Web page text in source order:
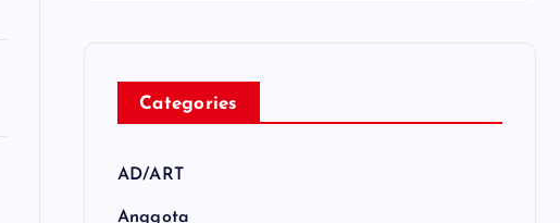
Categories
AD/ART
Anggota